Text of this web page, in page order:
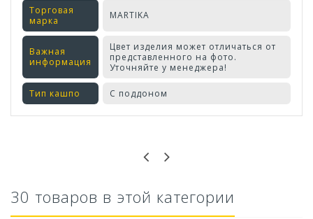
Торговая
марка
MARTIKA
Важная
информация
Цвет изделия может отличаться от
представленного на фото.
Уточняйте у менеджера!
Тип кашпо С поддоном
30 товаров в этой категории